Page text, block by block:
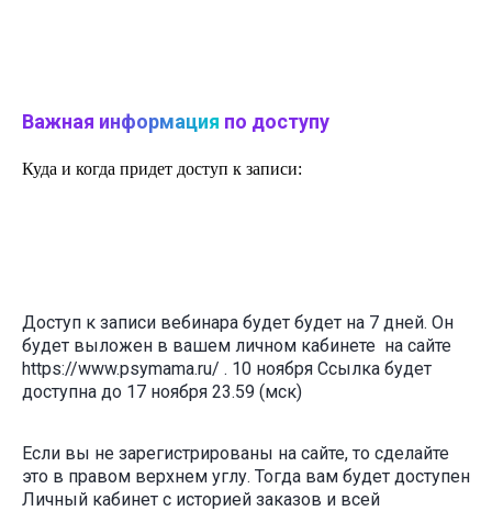
Важная информация по доступу
Куда и когда придет доступ к записи:
Доступ к записи вебинара будет будет на 7 дней. Он
будет выложен в вашем личном кабинете на сайте
https://www.psymama.ru/ . 10 ноября Ссылка будет
доступна до 17 ноября 23.59 (мск)
Если вы не зарегистрированы на сайте, то сделайте
это в правом верхнем углу. Тогда вам будет доступен
Личный кабинет с историей заказов и всей